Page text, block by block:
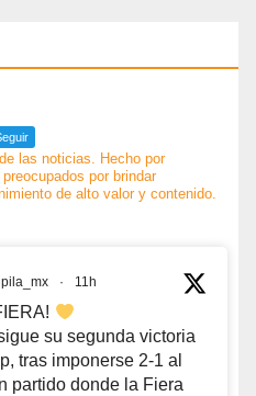
las noticias. Hecho por
por brindar
de alto valor y contenido.
· 11h
su segunda victoria
tras imponerse 2-1 al
partido donde la Fiera